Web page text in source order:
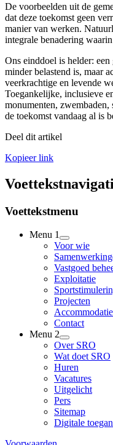
De voorbeelden uit de
dat deze toekomst geen
manier van werken.
integrale benadering
Ons einddoel is helder:
minder belastend is, maar
veerkrachtige en levende
Toegankelijke, inclusieve
monumenten,
de toekomst vandaag al is
Deel dit artikel
Kopieer link
Voettekstmenu
Menu 1
Voor wie
Vastgoed
Exploitatie
Projecten
Contact
Menu 2
Over SRO
Wat doet SRO
Huren
Vacatures
Uitgelicht
Pers
Sitemap
Digitale